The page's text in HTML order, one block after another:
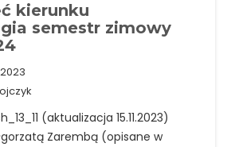
kierunku
semestr zimowy
(aktualizacja 15.11.2023)
Zarembą (opisane w